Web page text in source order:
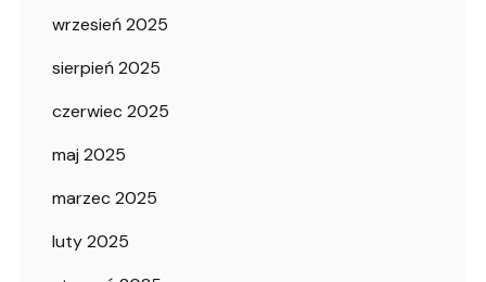
wrzesień 2025
sierpień 2025
czerwiec 2025
maj 2025
marzec 2025
luty 2025